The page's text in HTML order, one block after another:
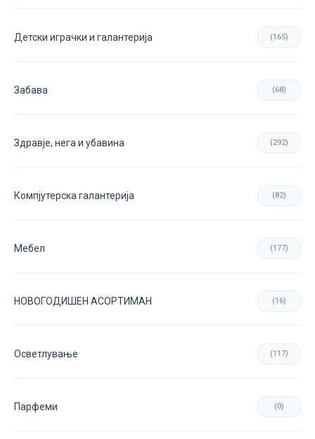
Детски играчки и галантерија (165)
Забава (68)
Здравје, нега и убавина (292)
Компјутерска галантерија (82)
Мебел (177)
НОВОГОДИШЕН АСОРТИМАН (16)
Осветлување (117)
Парфеми (0)